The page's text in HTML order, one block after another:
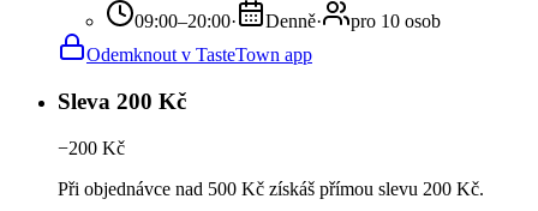
09:00–20:00· Denně·
pro 10 osob
Odemknout v TasteTown app
Sleva 200 Kč
−200 Kč
Při objednávce nad 500 Kč získáš přímou slevu 200 Kč.